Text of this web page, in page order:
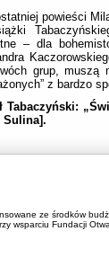
powieści
– dla
grup, muszą
z bardzo
Tabaczyński:
Sulina].
ze środków
wsparciu Fundacji